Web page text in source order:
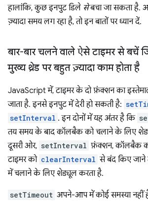
हालांकि, कुछ इनपुट डिले सेबचा जा सकता है.
ज़्यादा समय लग रहा है, तो इन बातों पर ध्यान दें.
बार-बार चलने वाले ऐसे टाइमर से बचें
मुख्य थ्रेड पर बहुत ज़्यादा काम होता है
JavaScript में, टाइमर के दो फ़ंक्शन का
जाता है. इनसे इनपुट में देरी हो सकती है:
setInterval . इन दोनों में यह अंतर है कि
तय समय के बाद कॉलबैक को चलाने के लिए
दूसरी ओर, setInterval फ़ंक्शन, कॉलबैक
टाइमर को clearInterval से बंद किए जाने
में चलाने के लिए शेड्यूल करता है.
setTimeout अपने-आप में कोई समस्या